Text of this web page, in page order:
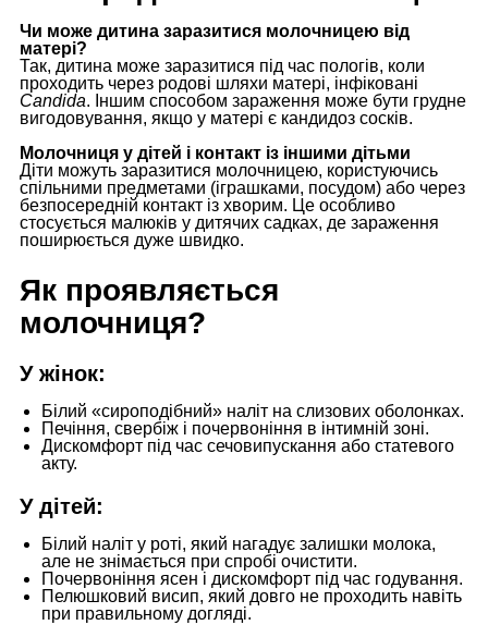
Чи може дитина заразитися молочницею від
матері?
Так, дитина може заразитися під час пологів, коли
проходить через родові шляхи матері, інфіковані
Candida. Іншим способом зараження може бути грудне
вигодовування, якщо у матері є кандидоз сосків.
Молочниця у дітей і контакт із іншими дітьми
Діти можуть заразитися молочницею, користуючись
спільними предметами (іграшками, посудом) або через
безпосередній контакт із хворим. Це особливо
стосується малюків у дитячих садках, де зараження
поширюється дуже швидко.
Як проявляється
молочниця?
У жінок:
Білий «сироподібний» наліт на слизових оболонках.
Печіння, свербіж і почервоніння в інтимній зоні.
Дискомфорт під час сечовипускання або статевого
акту.
У дітей:
Білий наліт у роті, який нагадує залишки молока,
але не знімається при спробі очистити.
Почервоніння ясен і дискомфорт під час годування.
Пелюшковий висип, який довго не проходить навіть
при правильному догляді.